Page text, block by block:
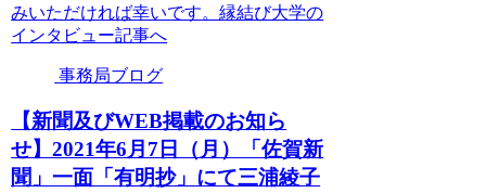
みいただければ幸いです。縁結び大学の
インタビュー記事へ
事務局ブログ
【新聞及びWEB掲載のお知ら
せ】2021年6月7日（月）「佐賀新
聞」一面「有明抄」にて三浦綾子